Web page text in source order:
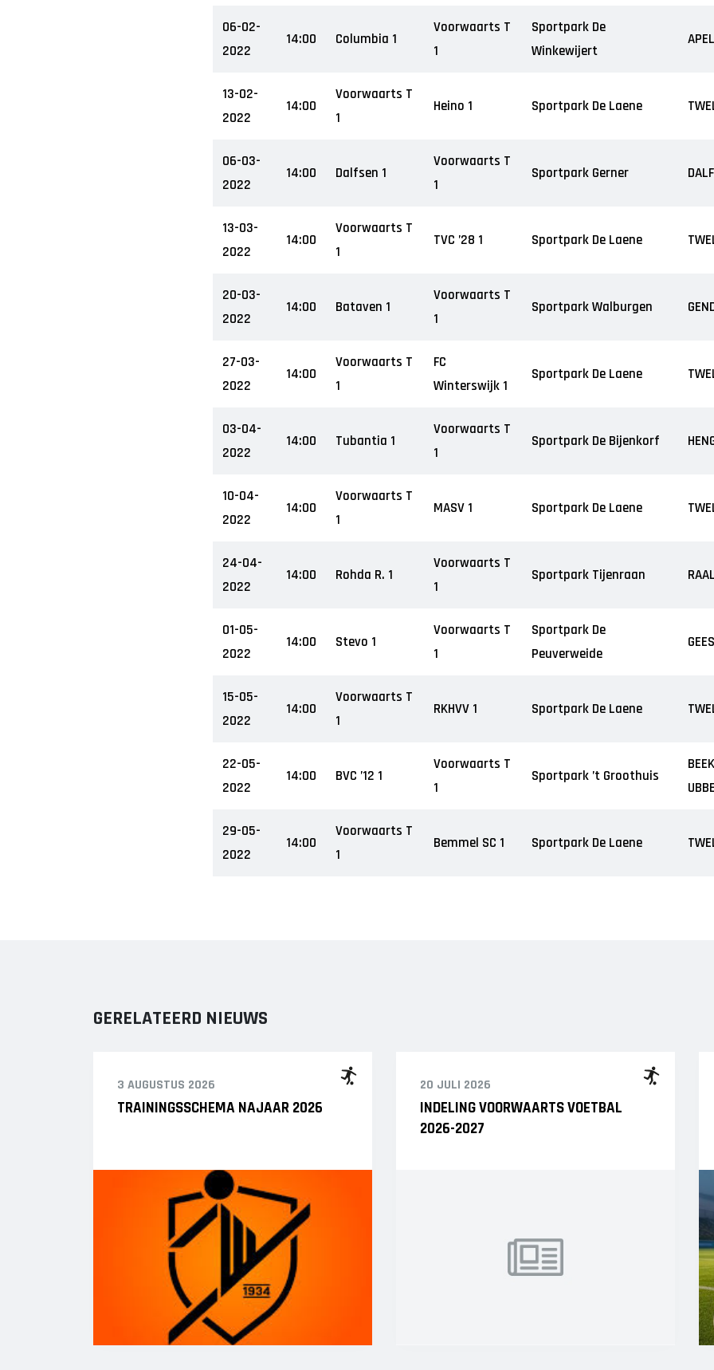
06-02-
2022
14:00 Columbia 1
Voorwaarts T
1
Sportpark De
Winkewijert
13-02-
2022
14:00
Voorwaarts T
1
Heino 1 Sportpark De Laene
06-03-
2022
14:00 Dalfsen 1
Voorwaarts T
1
Sportpark Gerner
13-03-
2022
14:00
Voorwaarts T
1
TVC ’28 1 Sportpark De Laene
20-03-
2022
14:00 Bataven 1
Voorwaarts T
1
Sportpark Walburgen
27-03-
2022
14:00
Voorwaarts T
1
FC
Winterswijk 1
Sportpark De Laene
03-04-
2022
14:00 Tubantia 1
Voorwaarts T
1
Sportpark De Bijenkorf
10-04-
2022
14:00
Voorwaarts T
1
MASV 1 Sportpark De Laene
24-04-
2022
14:00 Rohda R. 1
Voorwaarts T
1
Sportpark Tijenraan
01-05-
2022
14:00 Stevo 1
Voorwaarts T
1
Sportpark De
Peuverweide
15-05-
2022
14:00
Voorwaarts T
1
RKHVV 1 Sportpark De Laene
22-05-
2022
14:00 BVC ’12 1
Voorwaarts T
1
Sportpark ’t Groothuis
29-05-
2022
14:00
Voorwaarts T
1
Bemmel SC 1 Sportpark De Laene
GERELATEERD NIEUWS
3 AUGUSTUS 2026
TRAININGSSCHEMA NAJAAR 2026
20 JULI 2026
INDELING VOORWAARTS VOETBAL
2026-2027